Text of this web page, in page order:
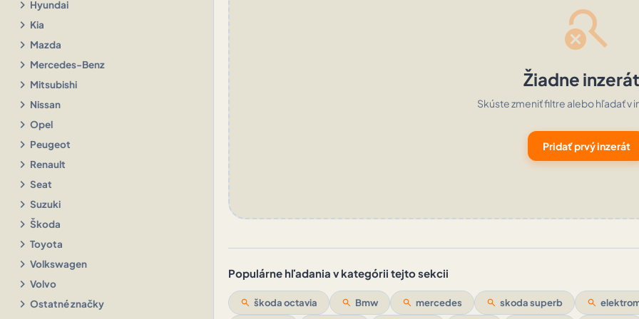
chevron_right Hyundai
chevron_right Kia
chevron_right Mazda
chevron_right Mercedes-Benz
chevron_right Mitsubishi
chevron_right Nissan
chevron_right Opel
chevron_right Peugeot
chevron_right Renault
chevron_right Seat
chevron_right Suzuki
chevron_right Škoda
chevron_right Toyota
chevron_right Volkswagen
chevron_right Volvo
chevron_right Ostatné značky
search_off
Žiadne
Skúste zmeniť filtre alebo hľadať v
Pridať prvý inzerát
Populárne hľadania v kategórii tejto sekcii
search škoda octavia search Bmw search mercedes search skoda superb search